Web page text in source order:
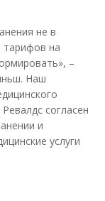
не в
тарифов на
–
Наш
согласен
и
услуги